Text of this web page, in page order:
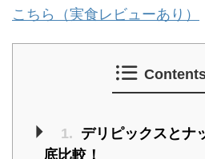
こちら（実食レビューあり）
1. デリピックスとナ
底比較！